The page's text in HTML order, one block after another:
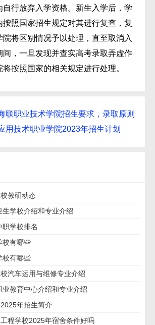
自行放弃入学资格。新生入学后，学
按照国家招生规定对其进行复查，复
将区别情况予以处理，直至取消入
间，一旦发现并查实高考录取弄虚作
按照国家的相关规定进行处理。
联职业技术学院招生要求，录取原则
用技术职业学院2023年招生计划
教研动态
学校介绍和专业介绍
学校排名
校有哪些
校有哪些
汽车运用与维修专业介绍
教育中心介绍和专业介绍
年招生简介
程学校2025年宿舍条件好吗